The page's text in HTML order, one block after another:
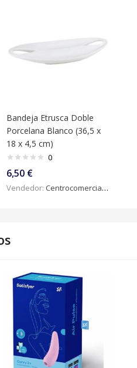
Bandeja Etrusca Doble
Porcelana Blanco (36,5 x
18 x 4,5 cm)
0
6,50 €
Vendedor: Centrocomercialdigital